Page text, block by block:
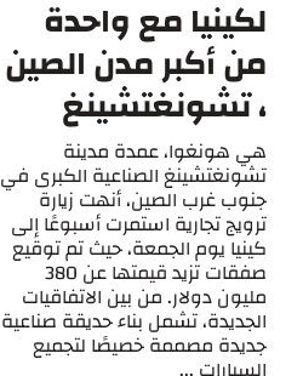
لكينيا مع واحدة
من أكبر مدن الصين
، تشونغتشينغ
هي هونغوا، عمدة مدينة
تشونغتشينغ الصناعية الكبرى في
جنوب غرب الصين، أنهت زيارة
ترويج تجارية استمرت أسبوعًا إلى
كينيا يوم الجمعة، حيث تم توقيع
صفقات تزيد قيمتها عن 380
مليون دولار. من بين الاتفاقيات
الجديدة، تشمل بناء حديقة صناعية
جديدة مصممة خصيصًا لتجميع